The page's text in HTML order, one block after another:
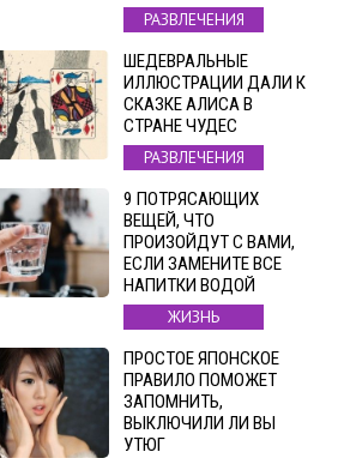
РАЗВЛЕЧЕНИЯ
ШЕДЕВРАЛЬНЫЕ
ИЛЛЮСТРАЦИИ ДАЛИ К
СКАЗКЕ АЛИСА В
СТРАНЕ ЧУДЕС
РАЗВЛЕЧЕНИЯ
9 ПОТРЯСАЮЩИХ
ВЕЩЕЙ, ЧТО
ПРОИЗОЙДУТ С ВАМИ,
ЕСЛИ ЗАМЕНИТЕ ВСЕ
НАПИТКИ ВОДОЙ
ЖИЗНЬ
ПРОСТОЕ ЯПОНСКОЕ
ПРАВИЛО ПОМОЖЕТ
ЗАПОМНИТЬ,
ВЫКЛЮЧИЛИ ЛИ ВЫ
УТЮГ